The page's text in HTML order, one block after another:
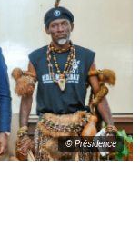
© Présidence